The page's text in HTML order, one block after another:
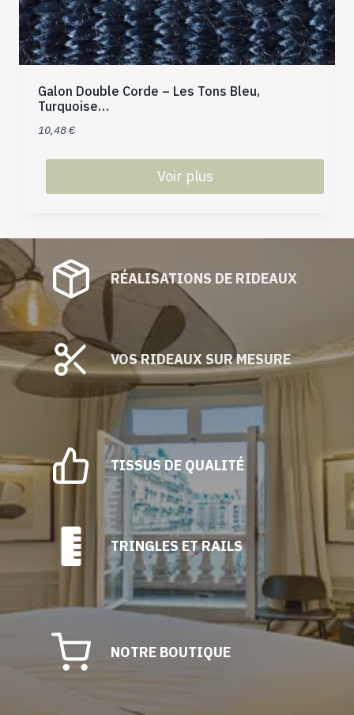
Galon Double Corde – Les Tons Bleu,
Turquoise…
10,48€
Voir plus
a
plusieurs
variations.
Les
options
peuvent
être
choisies
sur
produit
RÉALISATIONS DE RIDEAUX
VOS RIDEAUX SUR MESURE
TISSUS DE QUALITÉ
TRINGLES ET RAILS
NOTRE BOUTIQUE